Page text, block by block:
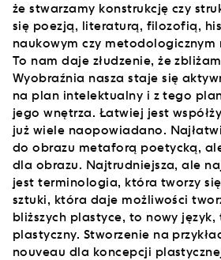
że stwarzamy konstrukcję czy
się poezją, literaturą, filozofią,
naukowym czy
To nam daje złudzenie, że
Wyobraźnia nasza staje się
na plan intelektualny i z tego
jego wnętrza. Łatwiej jest
już wiele naopowiadano.
do obrazu metaforą poetycką,
dla obrazu. Najtrudniejsza, ale
jest terminologia, która tworzy
sztuki, która daje możliwości
bliższych plastyce, to nowy język,
plastyczny. Stworzenie na
nouveau dla koncepcji